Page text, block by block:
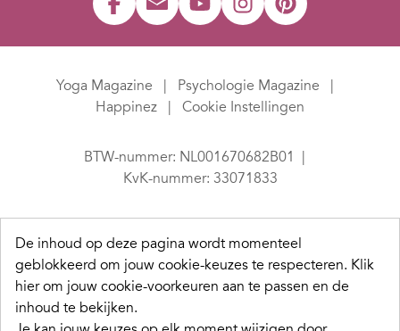
Yoga Magazine
Psychologie Magazine
Happinez
Cookie Instellingen
BTW-nummer: NL001670682B01
KvK-nummer: 33071833
De inhoud op deze pagina wordt momenteel
geblokkeerd om jouw cookie-keuzes te respecteren. Klik
hier om jouw cookie-voorkeuren aan te passen en de
inhoud te bekijken.